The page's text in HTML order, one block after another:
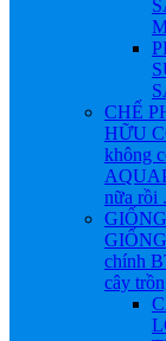
CHẾ
HỮU
không
nữa rồi .
chính
cây